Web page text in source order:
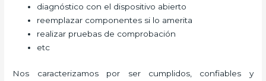
diagnóstico con el dispositivo abierto
reemplazar componentes si lo amerita
realizar pruebas de comprobación
etc
Nos caracterizamos por ser cumplidos, confiables y